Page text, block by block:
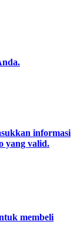
informasi
yang valid.
membeli